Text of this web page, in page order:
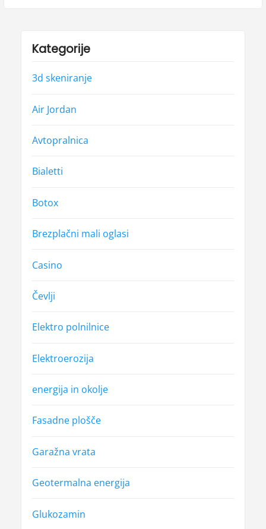
Kategorije
3d skeniranje
Air Jordan
Avtopralnica
Bialetti
Botox
Brezplačni mali oglasi
Casino
Čevlji
Elektro polnilnice
Elektroerozija
energija in okolje
Fasadne plošče
Garažna vrata
Geotermalna energija
Glukozamin